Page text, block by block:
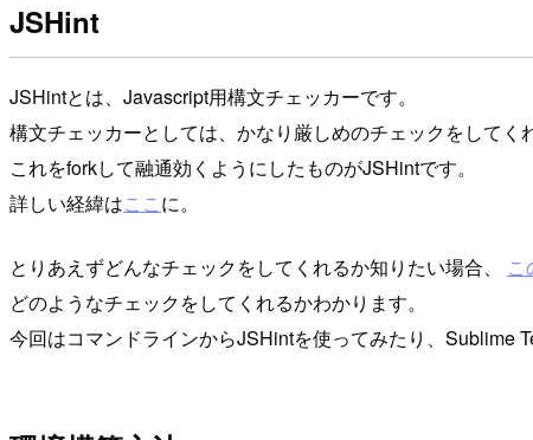
JSHint
JSHintとは、Javascript用構文チェッカーです。
構文チェッカーとしては、かなり厳しめのチェックをしてく
これをforkして融通効くようにしたものがJSHintです。
詳しい経緯はここに。
とりあえずどんなチェックをしてくれるか知りたい場合、 こ
どのようなチェックをしてくれるかわかります。
今回はコマンドラインからJSHintを使ってみたり、Sublime